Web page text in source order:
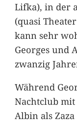
Lifka), in der
(quasi
kann sehr
Georges und
zwanzig
Während
Nachtclub mit
Albin als